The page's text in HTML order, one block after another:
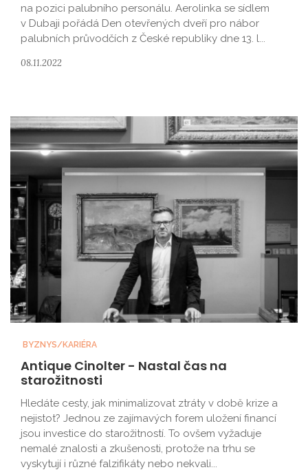
na pozici palubního personálu. Aerolinka se sídlem
v Dubaji pořádá Den otevřených dveří pro nábor
palubních průvodčích z České republiky dne 13. l...
08.11.2022
BYZNYS/KARIÉRA
Antique Cinolter - Nastal čas na
starožitnosti
Hledáte cesty, jak minimalizovat ztráty v době krize a
nejistot? Jednou ze zajímavých forem uložení financí
jsou investice do starožitností. To ovšem vyžaduje
nemalé znalosti a zkušenosti, protože na trhu se
vyskytují i různé falzifikáty nebo nekvali...